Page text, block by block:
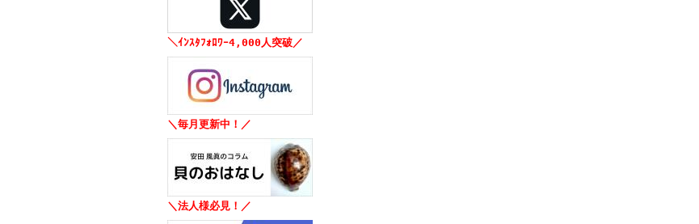
＼ｲﾝｽﾀﾌｫﾛﾜｰ4,000人突破／
＼毎月更新中！／
＼法人様必見！／